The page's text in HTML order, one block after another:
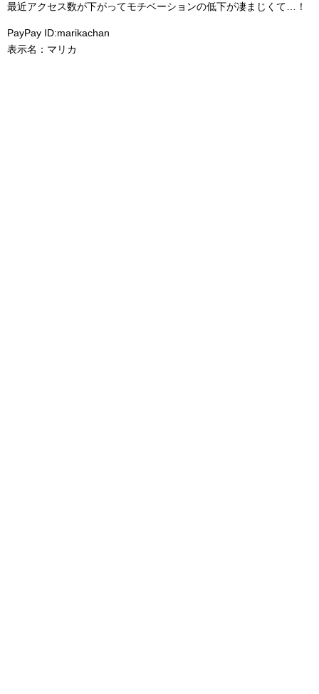
最近アクセス数が下がってモチベーションの低下が凄まじくて…！
PayPay ID:marikachan
表示名：マリカ